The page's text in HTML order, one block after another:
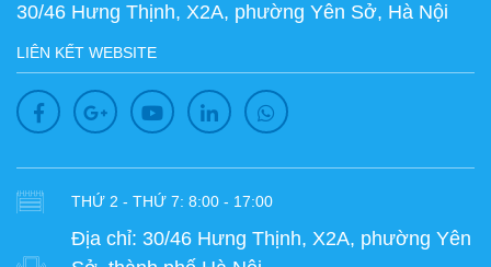
30/46 Hưng Thịnh, X2A, phường Yên Sở, Hà Nội
LIÊN KẾT WEBSITE
THỨ 2 - THỨ 7: 8:00 - 17:00
Địa chỉ: 30/46 Hưng Thịnh, X2A, phường Yên